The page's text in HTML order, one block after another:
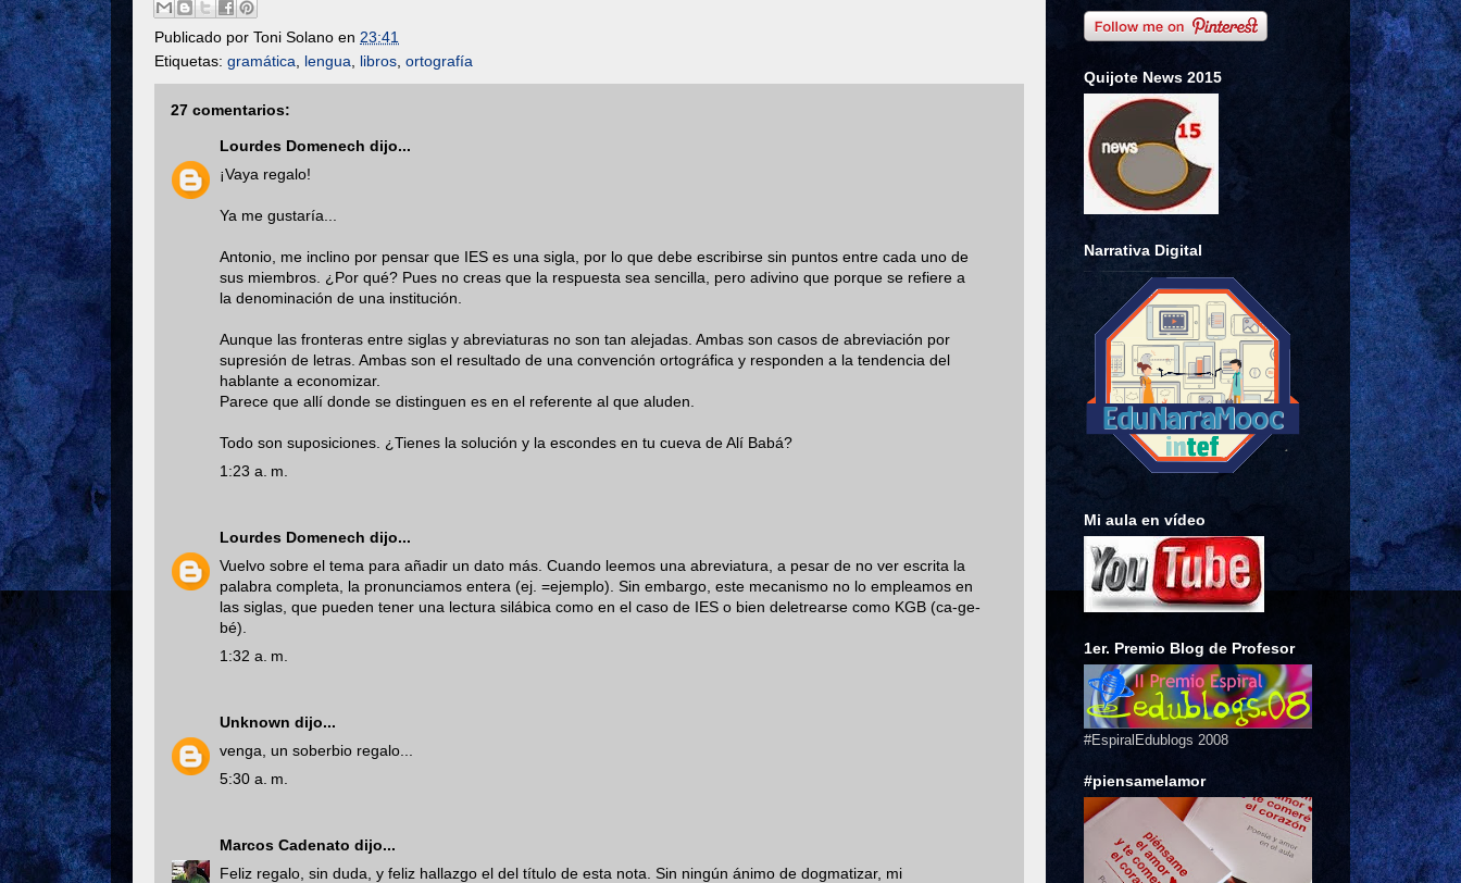
Publicado por Toni Solano en 23:41
Etiquetas: gramática lengua libros ortografía
27 comentarios:
Lourdes Domenech dijo...
¡Vaya regalo!
Ya me gustaría...
Antonio, me inclino por pensar que IES es una sigla, por lo que debe escribirse sin puntos entre cada uno de
sus miembros. ¿Por qué? Pues no creas que la respuesta sea sencilla, pero adivino que porque se refiere a
la denominación de una institución.
Aunque las fronteras entre siglas y abreviaturas no son tan alejadas. Ambas son casos de abreviación por
supresión de letras. Ambas son el resultado de una convención ortográfica y responden a la tendencia del
hablante a economizar.
Parece que allí donde se distinguen es en el referente al que aluden.
Todo son suposiciones. ¿Tienes la solución y la escondes en tu cueva de Alí Babá?
1:23 a. m.
Lourdes Domenech dijo...
Vuelvo sobre el tema para añadir un dato más. Cuando leemos una abreviatura, a pesar de no ver escrita la
palabra completa, la pronunciamos entera (ej. =ejemplo). Sin embargo, este mecanismo no lo empleamos en
las siglas, que pueden tener una lectura silábica como en el caso de IES o bien deletrearse como KGB (ca-ge-
bé).
1:32 a. m.
Unknown dijo...
venga, un soberbio regalo...
5:30 a. m.
Marcos Cadenato dijo...
Feliz regalo, sin duda, y feliz hallazgo el del título de esta nota. Sin ningún ánimo de dogmatizar, mi
Quijote News 2015
Narrativa Digital
Mi aula en vídeo
1er. Premio Blog de Profesor
#EspiralEdublogs 2008
#piensamelamor